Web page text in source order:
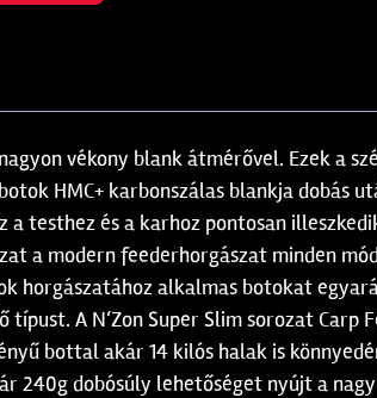
vékony blank átmérővel. Ezek a
HMC+ karbonszálas blankja dobás
testhez és a karhoz pontosan
a modern feederhorgászat minden
horgászatához alkalmas botokat
A N‘Zon Super Slim sorozat Carp
bottal akár 14 kilós halak is
240g dobósúly lehetőséget nyújt a